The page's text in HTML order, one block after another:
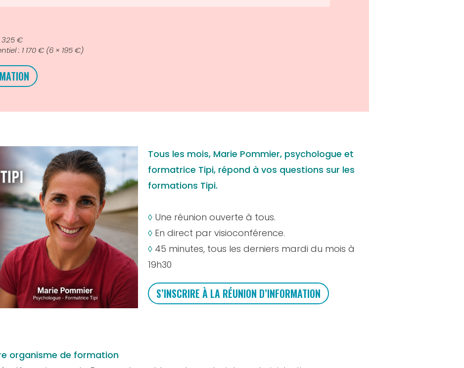
325 €
: 1 170 € (6 × 195 €)
Tous les mois, Marie Pommier, psychologue et
formatrice Tipi, répond à vos questions sur les
formations Tipi.
◊ Une réunion ouverte à tous.
◊ En direct par visioconférence.
◊ 45 minutes, tous les derniers mardi du mois à
19h30
S’INSCRIRE À LA RÉUNION D’INFORMATION
organisme de formation